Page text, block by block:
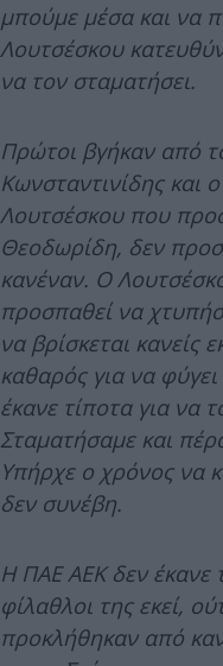
μπούμε μέσα και να
Λουτσέσκου
να τον σταματήσει.
Πρώτοι βγήκαν από
Κωνσταντινίδης και
Λουτσέσκου που
Θεοδωρίδη, δεν
κανέναν. Ο
προσπαθεί να
να βρίσκεται κανείς
καθαρός για να
έκανε τίποτα για να
Σταματήσαμε και
Υπήρχε ο χρόνος να
δεν συνέβη.
Η ΠΑΕ ΑΕΚ δεν έκανε
φίλαθλοι της εκεί,
προκλήθηκαν από